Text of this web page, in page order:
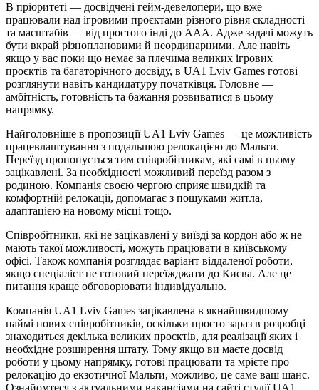
В пріоритеті — досвідчені гейм-девелопери, що вже
працювали над ігровими проєктами різного рівня складності
та масштабів — від простого інді до ААА. Адже задачі можуть
бути вкрай різноплановими й неординарними. Але навіть
якщо у вас поки що немає за плечима великих ігрових
проєктів та багаторічного досвіду, в UA1 Lviv Games готові
розглянути навіть кандидатуру початківця. Головне —
амбітність, готовність та бажання розвиватися в цьому
напрямку.
Найголовніше в пропозиції UA1 Lviv Games — це можливість
працевлаштування з подальшою релокацією до Мальти.
Переїзд пропонується тим співробітникам, які самі в цьому
зацікавлені. За необхідності можливий переїзд разом з
родиною. Компанія своєю чергою сприяє швидкій та
комфортній релокації, допомагає з пошуками житла,
адаптацією на новому місці тощо.
Співробітники, які не зацікавлені у виїзді за кордон або ж не
мають такої можливості, можуть працювати в київському
офісі. Також компанія розглядає варіант віддаленої роботи,
якщо спеціаліст не готовий переїжджати до Києва. Але це
питання краще обговорювати індивідуально.
Компанія UA1 Lviv Games зацікавлена в якнайшвидшому
наймі нових співробітників, оскільки просто зараз в розробці
знаходиться декілька великих проєктів, для реалізації яких і
необхідне розширення штату. Тому якщо ви маєте досвід
роботи у цьому напрямку, готові працювати та мрієте про
релокацію до екзотичної Мальти, можливо, це саме ваш шанс.